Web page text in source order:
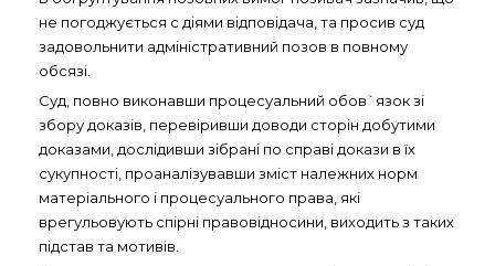
не погоджується с діями відповідача, та просив суд
задовольнити адміністративний позов в повному
обсязі.
Суд, повно виконавши процесуальний обов`язок зі
збору доказів, перевіривши доводи сторін добутими
доказами, дослідивши зібрані по справі докази в їх
сукупності, проаналізувавши зміст належних норм
матеріального і процесуального права, які
врегульовують спірні правовідносини, виходить з таких
підстав та мотивів.